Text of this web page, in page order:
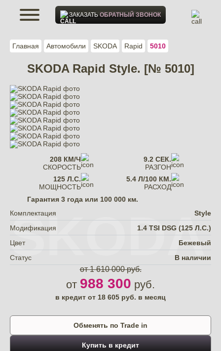
Главная Автомобили SKODA Rapid 5010
SKODA Rapid Style. [№ 5010]
SKODA
Гарантия 3 года или 100 000 км.
Комплектация
Style
Модификация
1.4 TSI DSG (125 Л.С.)
Цвет
Бежевый
Статус
В наличии
от 1 610 000 руб.
от 988 300 руб.
в кредит от 18 605 руб. в месяц
208 КМ/Ч
СКОРОСТЬ
9.2 СЕК.
РАЗГОН
125 Л.С.
МОЩНОСТЬ
5.4 Л/100 КМ.
РАСХОД
Обменять по Trade in
Купить в кредит
ЗАКАЗАТЬОБРАТНЫЙ ЗВОНОК